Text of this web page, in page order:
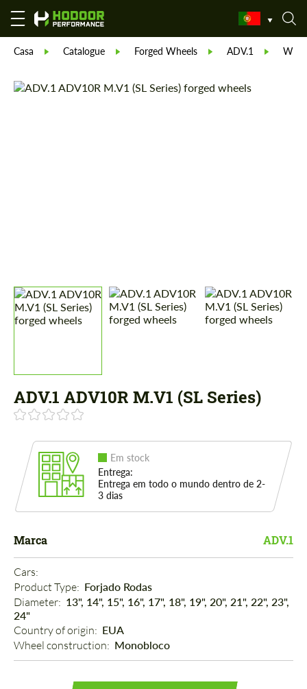
Casa Catalogue Forged Wheels ADV.1
ADV.1 ADV10R M.V1 (SL Series)
Em stock
Entrega:
Entrega em todo o mundo dentro de 2-
3 dias
Marca ADV.1
Cars:
Product Type: Forjado Rodas
Diameter: 13", 14", 15", 16", 17", 18", 19", 20", 21", 22", 23",
24"
Country of origin: EUA
Wheel construction: Monobloco